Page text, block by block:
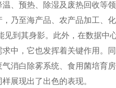
、预热、除湿及废热回收等
乃至海产品、农产品加工、
到其身影。此外，在数据中
中，它也发挥着关键作用。
消白除雾系统、食用菌培育
展现出了出色的表现。